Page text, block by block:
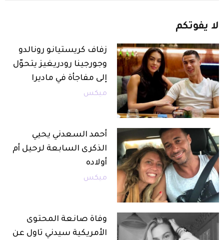
لا يفوتكم
زفاف كريستيانو رونالدو
وجورجينا رودريغيز يتحوّل
إلى مفاجأة في ماديرا
ميكس
أحمد السعدني يحيي
الذكرى السابعة لرحيل أم
أولاده
ميكس
وفاة صانعة المحتوى
الأمريكية سيدني تاول عن